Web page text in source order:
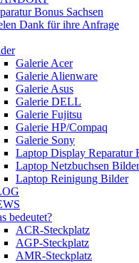
Bonus Sachsen
Dank für ihre Anfrage
Galerie Acer
Galerie Alienware
Galerie Asus
Galerie DELL
Galerie Fujitsu
Galerie HP/Compaq
Galerie Sony
Laptop Display Reparatur
Laptop Netzbuchsen Bilder
Laptop Reinigung Bilder
bedeutet?
ACR-Steckplatz
AGP-Steckplatz
AMR-Steckplatz